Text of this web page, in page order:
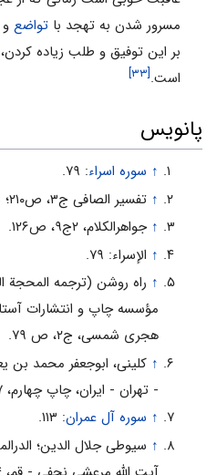
مسرور شدن به تهجد با تواضعو
بر این توفیق و طلب زیاده
است.[۳۳]
پانویس
↑ سوره اسراء: ۷۹.
↑ تفسیر الصافى ج۳، ص۲۱۰؛ من لایحضره الفقیه ج۱، ص۴۸۴.
↑ جواهرالکلام، ۲ج۹، ص۱۲۶.
↑ الإسراء: ۷۹.
↑ راه روشن (ترجمه المحجة
هجرى شمسى‌، ج۲، ص ۷۹.
↑ کلینى، ابوجعفر محمد بن
- تهران - ایران، چاپ ‌چهارم، ۱۴۰۷ ه.ق، ج۱، ص ۴۹.
↑ سوره آل ‌عمران: ۱۱۳.
↑ سیوطى جلال الدین؛